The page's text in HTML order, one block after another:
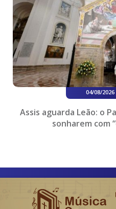
04/08/2026
Assis aguarda Leão: o
sonharem com